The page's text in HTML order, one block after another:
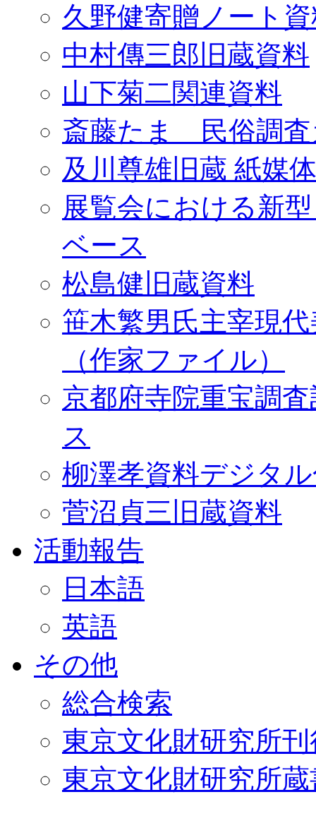
久野健寄贈ノート
中村傳三郎旧蔵資料
山下菊二関連資料
斎藤たま 民俗調査
及川尊雄旧蔵 紙媒
展覧会における新
ベース
松島健旧蔵資料
笹木繁男氏主宰現
（作家ファイル）
京都府寺院重宝調
ス
柳澤孝資料デジタ
菅沼貞三旧蔵資料
活動報告
日本語
英語
その他
総合検索
東京文化財研究所
東京文化財研究所